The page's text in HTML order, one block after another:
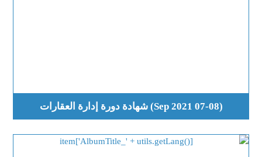
(07-08 Sep 2021) شهادة دورة إدارة العقارات